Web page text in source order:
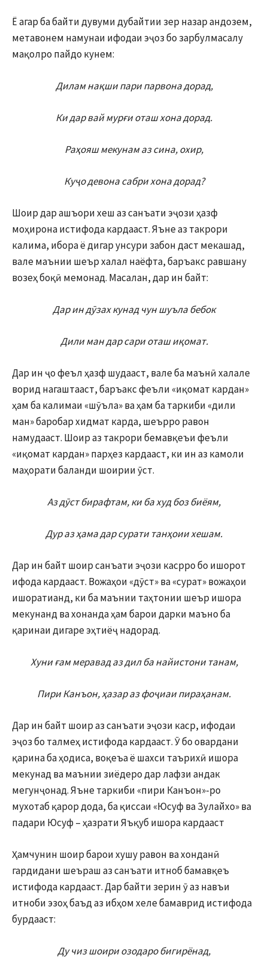
Ё агар ба байти дувуми дубайтии зер назар андозем,
метавонем намунаи ифодаи эҷоз бо зарбулмасалу
мақолро пайдо кунем:
Дилам нақши пари парвона дорад,
Ки дар вай мурғи оташ хона дорад.
Раҳояш мекунам аз сина, охир,
Куҷо девона сабри хона дорад?
Шоир дар ашъори хеш аз санъати эҷози ҳазф
моҳирона истифода кардааст. Яъне аз такрори
калима, ибора ё дигар унсури забон даст мекашад,
вале маънии шеър халал наёфта, баръакс равшану
возеҳ боқӣ мемонад. Масалан, дар ин байт:
Дар ин дӯзах кунад чун шуъла бебок
Дили ман дар сари оташ иқомат.
Дар ин ҷо феъл ҳазф шудааст, вале ба маънӣ халале
ворид нагаштааст, баръакс феъли «иқомат кардан»
ҳам ба калимаи «шӯъла» ва ҳам ба таркиби «дили
ман» баробар хидмат карда, шеърро равон
намудааст. Шоир аз такрори бемавқеъи феъли
«иқомат кардан» парҳез кардааст, ки ин аз камоли
маҳорати баланди шоирии ӯст.
Аз дӯст бирафтам, ки ба худ боз биёям,
Дур аз ҳама дар сурати танҳоии хешам.
Дар ин байт шоир санъати эҷози касрро бо ишорот
ифода кардааст. Вожаҳои «дӯст» ва «сурат» вожаҳои
ишоратианд, ки ба маънии таҳтонии шеър ишора
мекунанд ва хонанда ҳам барои дарки маъно ба
қаринаи дигаре эҳтиёҷ надорад.
Хуни ғам меравад аз дил ба найистони танам,
Пири Канъон, ҳазар аз фоҷиаи пираҳанам.
Дар ин байт шоир аз санъати эҷози каср, ифодаи
эҷоз бо талмеҳ истифода кардааст. Ӯ бо овардани
қарина ба ҳодиса, воқеъа ё шахси таърихӣ ишора
мекунад ва маънии зиёдеро дар лафзи андак
мегунҷонад. Яъне таркиби «пири Канъон»-ро
мухотаб қарор дода, ба қиссаи «Юсуф ва Зулайхо» ва
падари Юсуф – ҳазрати Яъқуб ишора кардааст
Ҳамчунин шоир барои хушу равон ва хонданӣ
гардидани шеъраш аз санъати итноб бамавқеъ
истифода кардааст. Дар байти зерин ӯ аз навъи
итноби эзоҳ баъд аз ибҳом хеле бамаврид истифода
бурдааст:
Ду чиз шоири озодаро бигирёнад,